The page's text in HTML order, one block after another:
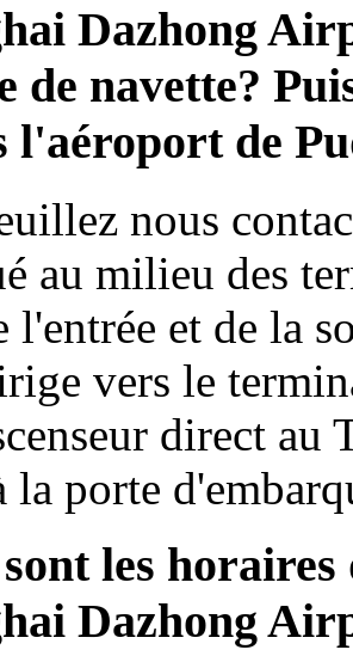
Dazhong
de navette?
l'aéroport de
nous
au milieu des
l'entrée et de la
vers le
direct
la porte
les
Dazhong